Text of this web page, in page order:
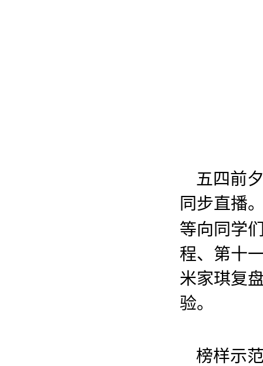
五四前
同步直播
等向同学
程、第十
米家琪复
验。
榜样示